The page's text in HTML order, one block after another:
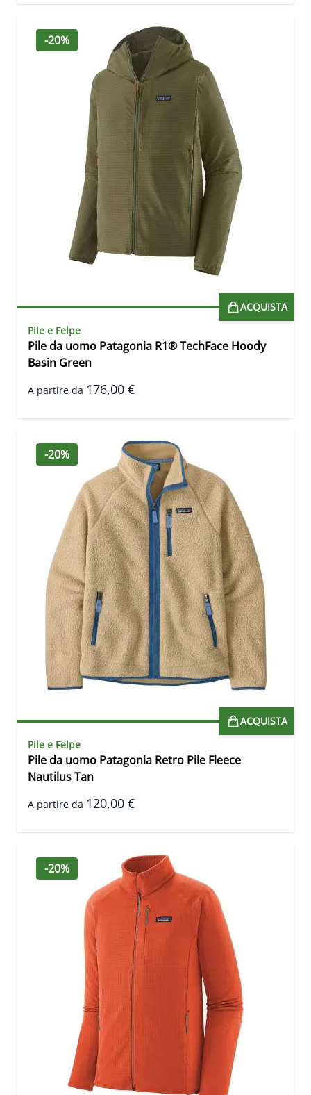
-20%
ACQUISTA
Pile e Felpe
Pile da uomo Patagonia R1® TechFace Hoody
Basin Green
A partire da 176,00 €
-20%
ACQUISTA
Pile e Felpe
Pile da uomo Patagonia Retro Pile Fleece
Nautilus Tan
A partire da 120,00 €
-20%